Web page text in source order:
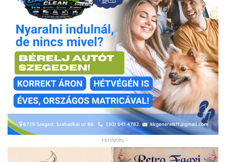
- Hirdetés -